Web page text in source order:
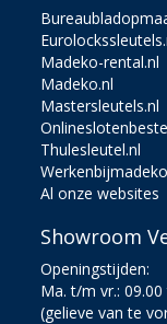
Madeko-rental.nl
Madeko.nl
Mastersleutels.nl
Thulesleutel.nl
Al onze websites
Showroom
Openingstijden:
Ma. t/m vr.:
(gelieve van te